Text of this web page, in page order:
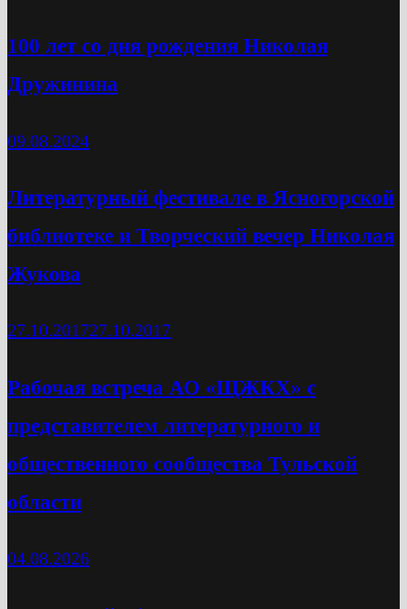
100 лет со дня рождения Николая
Дружинина
09.08.2024
Литературный фестивале в Ясногорской
библиотеке и Творческий вечер Николая
Жукова
27.10.201727.10.2017
Рабочая встреча АО «ЩЖКХ» с
представителем литературного и
общественного сообщества Тульской
области
04.08.2026